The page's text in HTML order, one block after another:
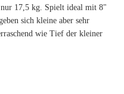
17,5 kg. Spielt ideal mit 8"
sich kleine aber sehr
wie Tief der kleiner